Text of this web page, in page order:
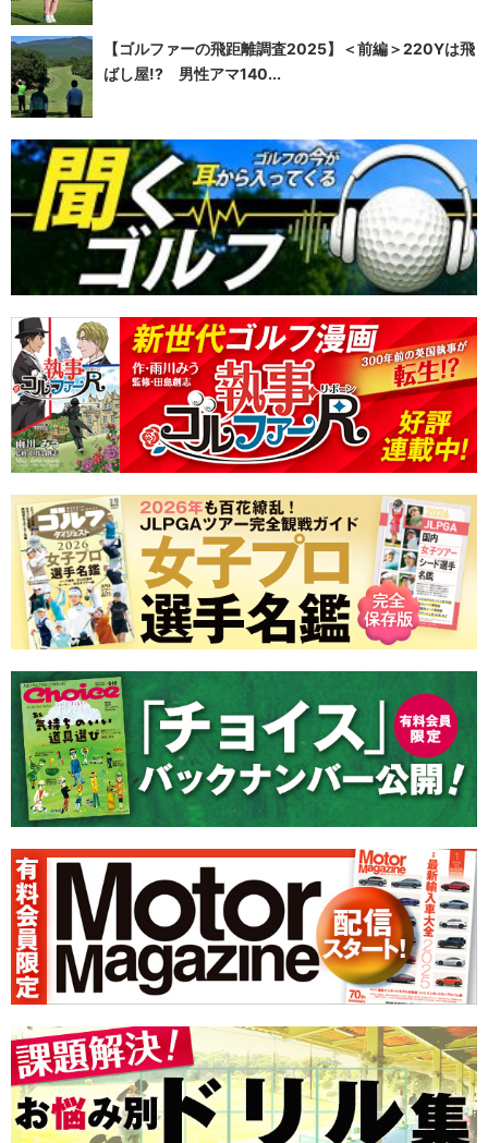
【ゴルファーの飛距離調査2025】＜前編＞220Yは飛
ばし屋!? 男性アマ140...